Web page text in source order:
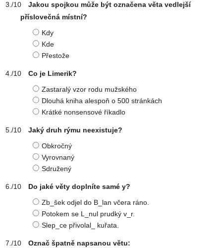
Jakou spojkou může být označena věta vedlejší
příslovečná místní?
Kdy
Kde
Přestože
Co je Limerik?
Zastaralý vzor rodu mužského
Dlouhá kniha alespoň o 500 stránkách
Krátké nonsensové říkadlo
Jaký druh rýmu neexistuje?
Obkročný
Vyrovnaný
Sdružený
Do jaké věty doplníte samé y?
Zb_šek odjel do B_lan včera ráno.
Potokem se L_nul prudký v_r.
Slep_ce přivolal_ kuřata.
Označ špatně napsanou větu: